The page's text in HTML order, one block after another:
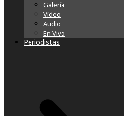
Galería
Vídeo
Audio
En Vivo
Periodistas